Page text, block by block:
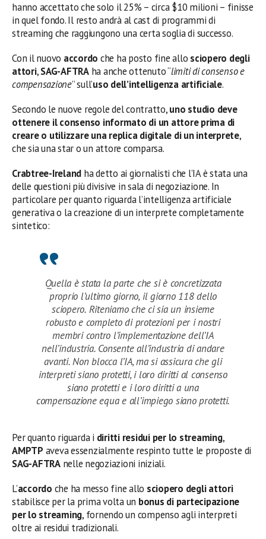
hanno accettato che solo il 25% – circa $10 milioni – finisse
in quel fondo. Il resto andrà al cast di programmi di
streaming che raggiungono una certa soglia di successo.
Con il nuovo accordo che ha posto fine allo sciopero degli
attori,SAG-AFTRAha anche ottenuto “limiti di consenso e
compensazione” sull’uso dell’intelligenza artificiale.
Secondo le nuove regole del contratto,uno studio deve
ottenere il consenso informato di un attore prima di
creare o utilizzare una replica digitale di un interprete,
che sia una star o un attore comparsa.
Crabtree-Ireland ha detto ai giornalisti che l’IA è stata una
delle questioni più divisive in sala di negoziazione. In
particolare per quanto riguarda l’intelligenza artificiale
generativa o la creazione di un interprete completamente
sintetico:
Quella è stata la parte che si è concretizzata
proprio l’ultimo giorno, il giorno 118 dello
sciopero. Riteniamo che ci sia un insieme
robusto e completo di protezioni per i nostri
membri contro l’implementazione dell’IA
nell’industria. Consente all’industria di andare
avanti. Non blocca l’IA, ma si assicura che gli
interpreti siano protetti, i loro diritti al consenso
siano protetti e i loro diritti a una
compensazione equa e all’impiego siano protetti.
Per quanto riguarda i diritti residui per lo streaming,
AMPTP aveva essenzialmente respinto tutte le proposte di
SAG-AFTRAnelle negoziazioni iniziali.
L’accordo che ha messo fine allo sciopero degli attori
stabilisce per la prima volta un bonus di partecipazione
per lo streaming, fornendo un compenso agli interpreti
oltre ai residui tradizionali.